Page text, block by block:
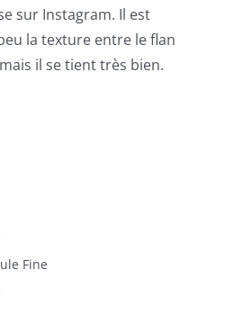
sur Instagram. Il est
la texture entre le flan
il se tient très bien.
Fine